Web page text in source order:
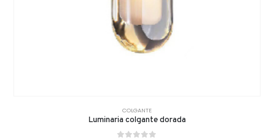
COLGANTE
Luminaria colgante dorada